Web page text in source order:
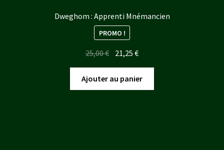
Dweghom : Apprenti Mnémancien
PROMO !
25,00€ Le
prix
initial
était :
21,25€Le
prix
actuel
est :
Ajouter au panier